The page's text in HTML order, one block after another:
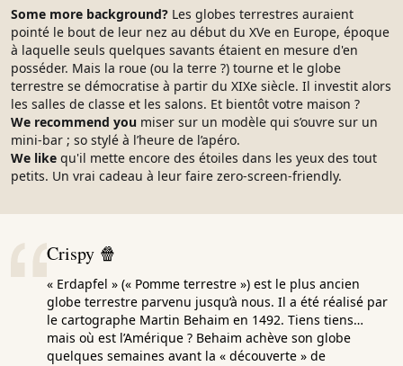
Some more background? Les globes terrestres auraient
pointé le bout de leur nez au début du XVe en Europe, époque
à laquelle seuls quelques savants étaient en mesure d'en
posséder. Mais la roue (ou la terre ?) tourne et le globe
terrestre se démocratise à partir du XIXe siècle. Il investit alors
les salles de classe et les salons. Et bientôt votre maison ?
We recommend you miser sur un modèle qui s’ouvre sur un
mini-bar ; so stylé à l’heure de l’apéro.
We like qu'il mette encore des étoiles dans les yeux des tout
petits. Un vrai cadeau à leur faire zero-screen-friendly.
Crispy 🍿
« Erdapfel » (« Pomme terrestre ») est le plus ancien
globe terrestre parvenu jusqu’à nous. Il a été réalisé par
le cartographe Martin Behaim en 1492. Tiens tiens…
mais où est l’Amérique ? Behaim achève son globe
quelques semaines avant la « découverte » de